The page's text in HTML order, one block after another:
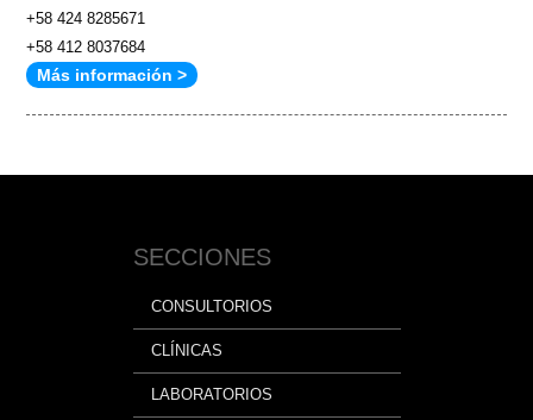
+58 424 8285671
+58 412 8037684
Más información >
SECCIONES
CONSULTORIOS
CLÍNICAS
LABORATORIOS